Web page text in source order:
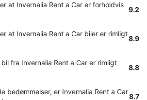
at Invernalia Rent a Car er forholdvis
9.2
at Invernalia Rent a Car biler er rimligt
8.9
fra Invernalia Rent a Car er rimligt
8.8
bedømmelser, er Invernalia Rent a Car
8.7